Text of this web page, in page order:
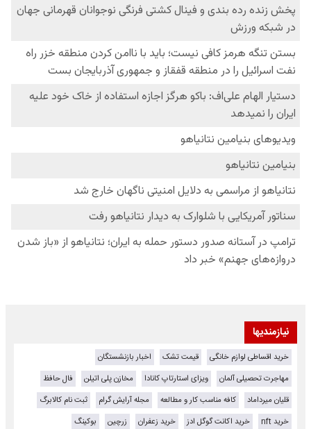
نیازمندیها
خرید اقساطی لوازم خانگی قیمت تشک
اخبار بازنشستگان
مهاجرت تحصیلی آلمان
ویزای استارتاپ کانادا مخازن پلی اتیلن
فال حافظ
قلیان میرداماد
کافه مناسب کار و مطالعه مجله آرایش گرام
ثبت نام کالابرگ
خرید nft
خرید اکانت گوگل ادز خرید زعفران زرچین
بوکینگ